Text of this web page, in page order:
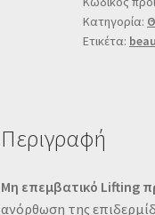
Κατηγορία:
Ετικέτα:
Περιγραφή
Μη επεμβατικό Lifting
ανόρθωση της